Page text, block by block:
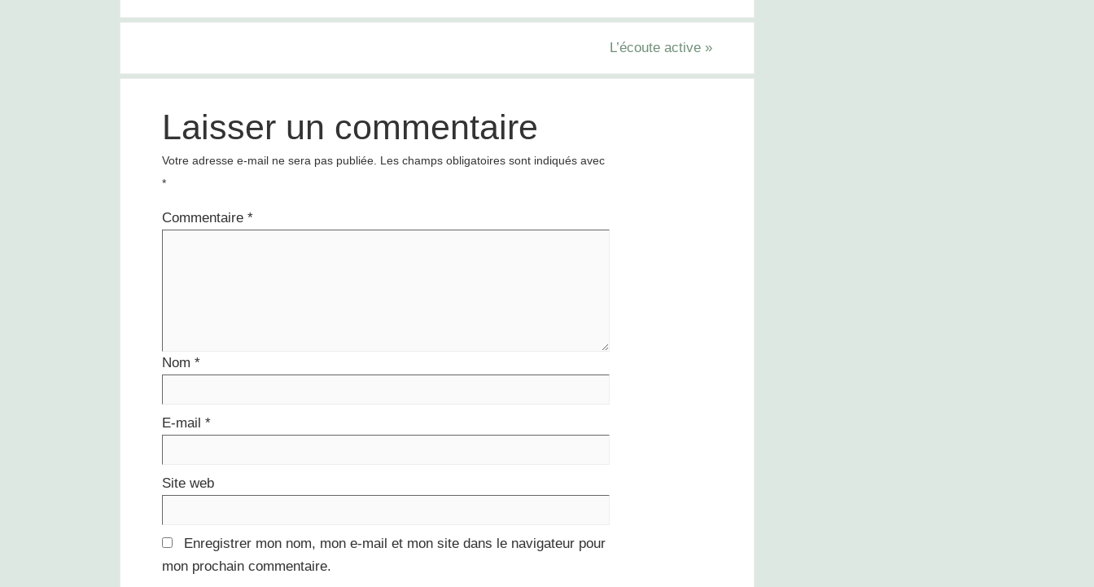
L’écoute active »
Laisser un commentaire
Votre adresse e-mail ne sera pas publiée. Les champs obligatoires sont indiqués avec
*
Commentaire *
Nom *
E-mail *
Site web
Enregistrer mon nom, mon e-mail et mon site dans le navigateur pour
mon prochain commentaire.